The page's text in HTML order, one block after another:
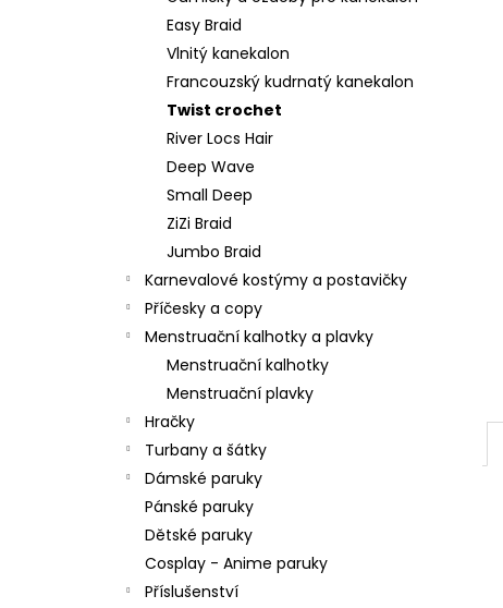
Easy Braid
Vlnitý kanekalon
Francouzský kudrnatý kanekalon
Twist crochet
River Locs Hair
Deep Wave
Small Deep
ZiZi Braid
Jumbo Braid
Karnevalové kostýmy a postavičky
Příčesky a copy
Menstruační kalhotky a plavky
Menstruační kalhotky
Menstruační plavky
Hračky
Turbany a šátky
Dámské paruky
Pánské paruky
Dětské paruky
Cosplay - Anime paruky
Příslušenství